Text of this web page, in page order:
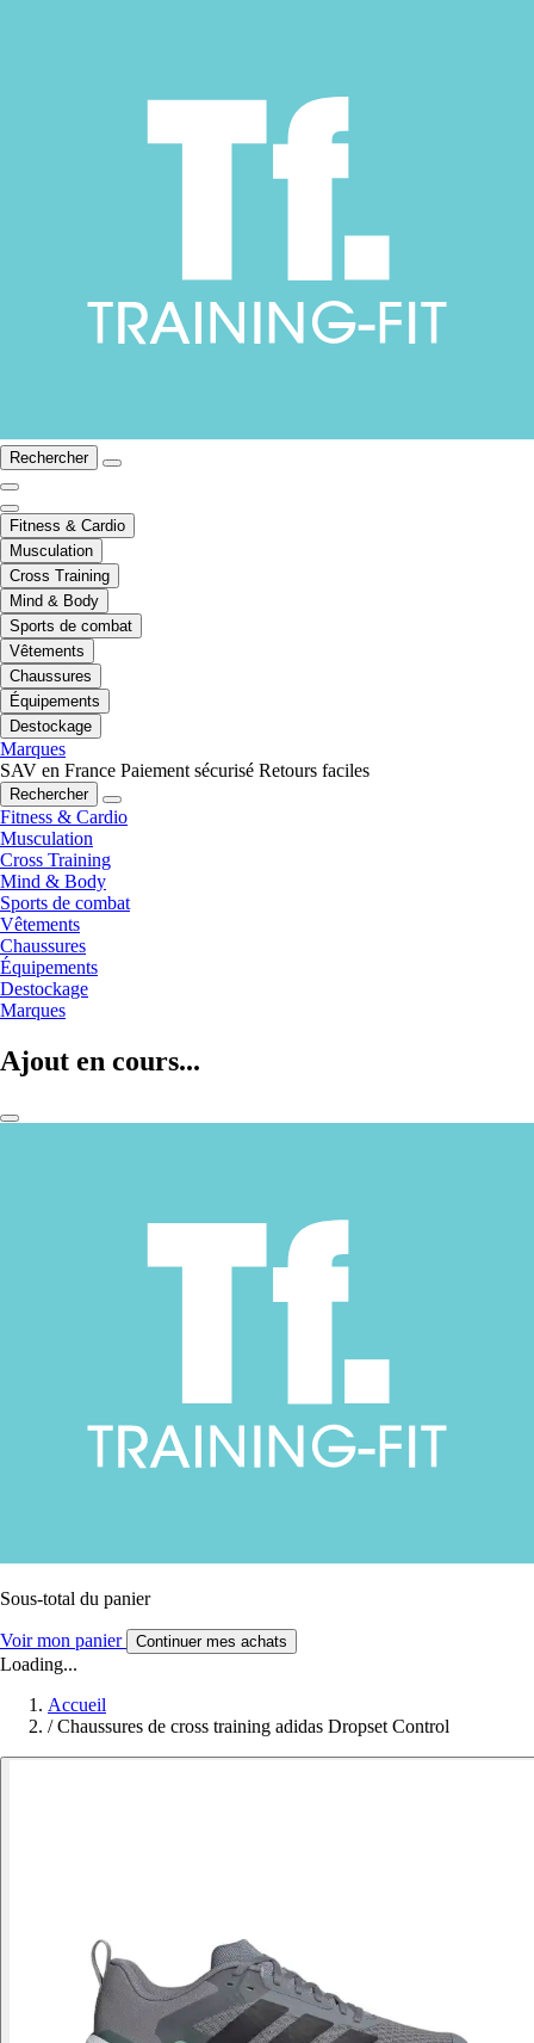
Rechercher
Fitness & Cardio
Musculation
Cross Training
Mind & Body
Sports de combat
Vêtements
Chaussures
Équipements
Destockage
Marques
SAV en France Paiement sécurisé Retours faciles
Rechercher
Fitness & Cardio
Musculation
Cross Training
Mind & Body
Sports de combat
Vêtements
Chaussures
Équipements
Destockage
Marques
Ajout en cours...
Sous-total du panier
Voir mon panier Continuer mes achats
Loading...
Accueil
/ Chaussures de cross training adidas Dropset Control